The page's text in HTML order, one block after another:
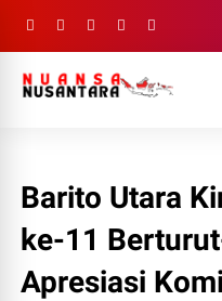
Barito Utara
ke-11
Apresiasi